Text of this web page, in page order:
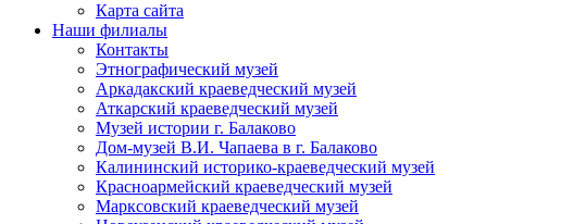
Карта сайта
Наши филиалы
Контакты
Этнографический музей
Аркадакский краеведческий музей
Аткарский краеведческий музей
Музей истории г. Балаково
Дом-музей В.И. Чапаева в г. Балаково
Калининский историко-краеведческий музей
Красноармейский краеведческий музей
Марксовский краеведческий музей